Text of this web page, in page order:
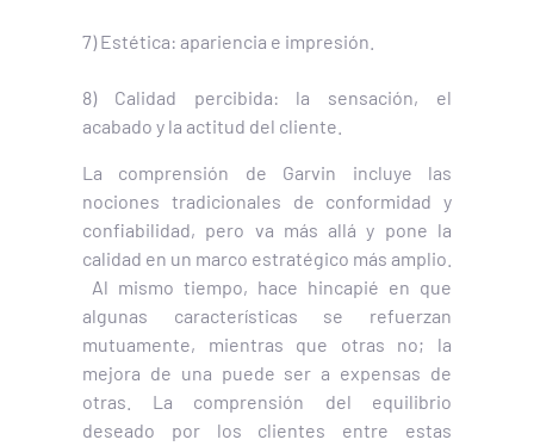
7) Estética: apariencia e impresión.
8) Calidad percibida: la sensación, el
acabado y la actitud del cliente.
La comprensión de Garvin incluye las
nociones tradicionales de conformidad y
confiabilidad, pero va más allá y pone la
calidad en un marco estratégico más amplio.
Al mismo tiempo, hace hincapié en que
algunas características se refuerzan
mutuamente, mientras que otras no; la
mejora de una puede ser a expensas de
otras. La comprensión del equilibrio
deseado por los clientes entre estas